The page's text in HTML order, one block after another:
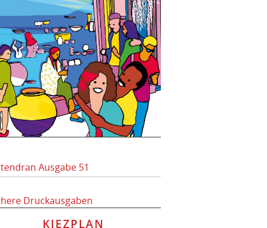
Ausgabe 51
Druckausgaben
KIEZPLAN